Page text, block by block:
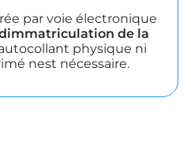
par voie électronique
de la
physique ni
nest nécessaire.